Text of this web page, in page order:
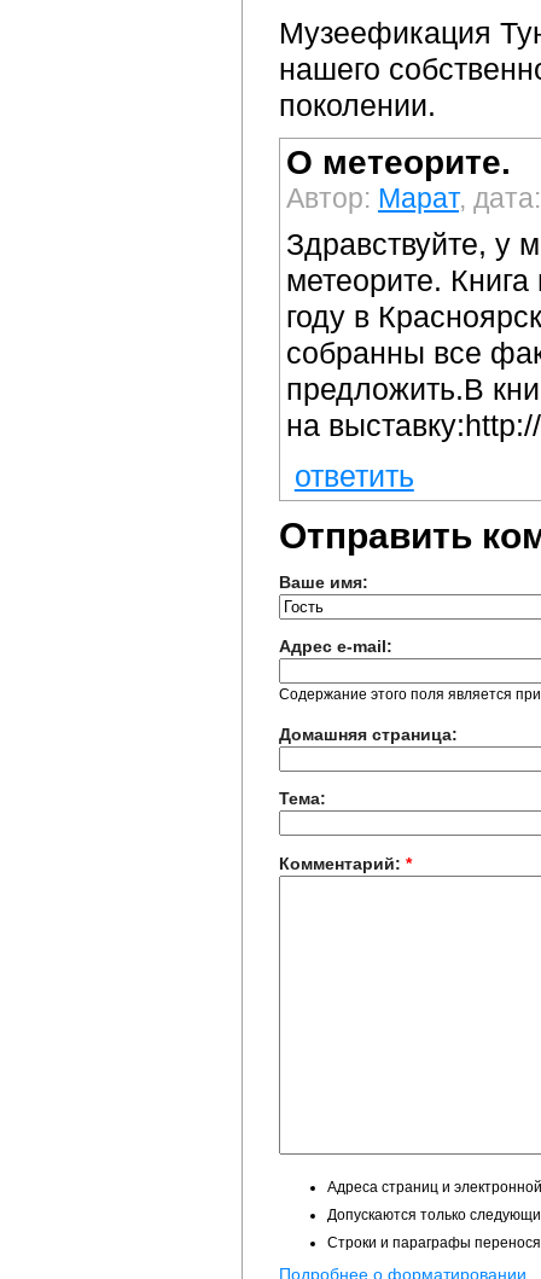
Музеефикация
нашего
поколении.
О метеорите.
Автор: Марат,
Здравствуйте, у
метеорите.
году в
собранны все
предложить.В
на
ответить
Отправить
Ваше имя:
Адрес e-mail:
Содержание этого поля является
Домашняя страница:
Тема:
Комментарий: *
Адреса страниц и
Допускаются только
Строки и параграфы
Подробнее о форматировании